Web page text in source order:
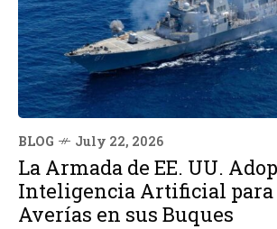
BLOG July 22, 2026
La Armada de EE. UU.
Inteligencia Artificial para
Averías en sus Buques